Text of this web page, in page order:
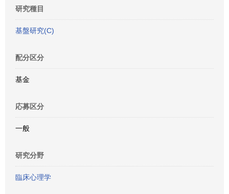
研究種目
基盤研究(C)
配分区分
基金
応募区分
一般
研究分野
臨床心理学